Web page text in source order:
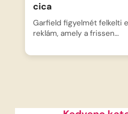
cica
Garfield figyelmét felkelti
reklám, amely a frissen…